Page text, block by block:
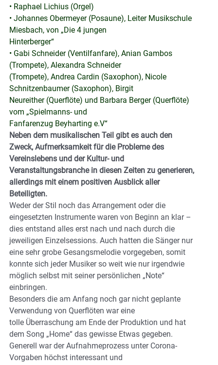
• Raphael Lichius (Orgel)
• Johannes Obermeyer (Posaune), Leiter Musikschule
Miesbach, von „Die 4 jungen
Hinterberger“
• Gabi Schneider (Ventilfanfare), Anian Gambos
(Trompete), Alexandra Schneider
(Trompete), Andrea Cardin (Saxophon), Nicole
Schnitzenbaumer (Saxophon), Birgit
Neureither (Querflöte) und Barbara Berger (Querflöte)
vom „Spielmanns- und
Fanfarenzug Beyharting e.V“
Neben dem musikalischen Teil gibt es auch den
Zweck, Aufmerksamkeit für die Probleme des
Vereinslebens und der Kultur- und
Veranstaltungsbranche in diesen Zeiten zu generieren,
allerdings mit einem positiven Ausblick aller
Beteiligten.
Weder der Stil noch das Arrangement oder die
eingesetzten Instrumente waren von Beginn an klar –
dies entstand alles erst nach und nach durch die
jeweiligen Einzelsessions. Auch hatten die Sänger nur
eine sehr grobe Gesangsmelodie vorgegeben, somit
konnte sich jeder Musiker so weit wie nur irgendwie
möglich selbst mit seiner persönlichen „Note“
einbringen.
Besonders die am Anfang noch gar nicht geplante
Verwendung von Querflöten war eine
tolle Überraschung am Ende der Produktion und hat
dem Song „Home“ das gewisse Etwas gegeben.
Generell war der Aufnahmeprozess unter Corona-
Vorgaben höchst interessant und